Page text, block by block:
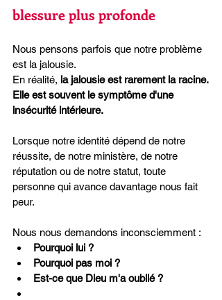
blessure plus profonde
Nous pensons parfois que notre problème
est la jalousie.
En réalité, la jalousie est rarement la racine.
Elle est souvent le symptôme d'une
insécurité intérieure.
Lorsque notre identité dépend de notre
réussite, de notre ministère, de notre
réputation ou de notre statut, toute
personne qui avance davantage nous fait
peur.
Nous nous demandons inconsciemment :
Pourquoi lui ?
Pourquoi pas moi ?
Est-ce que Dieu m'a oublié ?